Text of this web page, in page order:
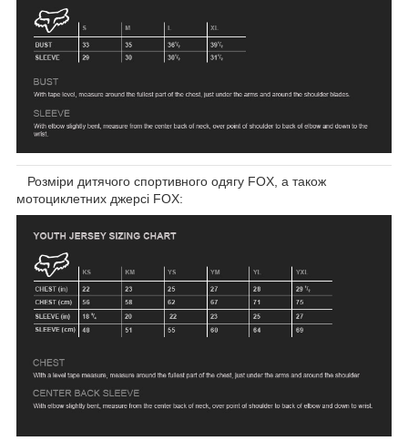
Розміри дитячого спортивного одягу FOX, а також
мотоциклетних джерсі FOX: